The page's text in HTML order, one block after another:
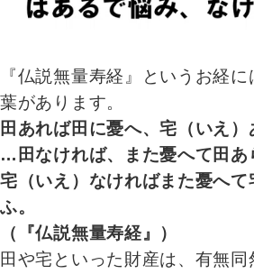
『仏説無量寿経』というお経
葉があります。
田あれば田に憂へ、宅（いえ）
…田なければ、また憂へて田あ
宅（いえ）なければまた憂へ
ふ。
（『仏説無量寿経』）
田や宅といった財産は、有無